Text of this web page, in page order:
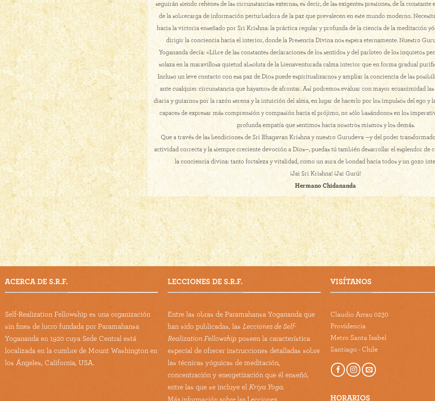
seguirán siendo rehenes de las circunstancias externas, es decir, de las exigentes presiones, de la
de la sobrecarga de información perturbadora de la paz que prevalecen en este mundo moderno.
hacia la victoria enseñado por Sri Krishna: la práctica regular y profunda de la ciencia de la meditación
dirigir la conciencia hacia el interior, donde la Presencia Divina nos espera eternamente. Nuestro
Yogananda decía: «Libre de las constantes declaraciones de los sentidos y del parloteo de los inquietos
solaza en la maravillosa quietud absoluta de la bienaventurada calma interior que en forma gradual
Incluso un leve contacto con esa paz de Dios puede espiritualizarnos y ampliar la conciencia de las
ante cualquier circunstancia que hayamos de afrontar. Así podremos evaluar con mayor ecuanimidad
diaria y guiarnos por la razón serena y la intuición del alma, en lugar de hacerlo por los impulsos del ego y
capaces de expresar más comprensión y compasión hacia el prójimo, no sólo basándonos en los
profunda empatía que sentimos hacia nosotros mismos y los demás.
Que a través de las bendiciones de Sri Bhagavan Krishna y nuestro Gurudeva —y del poder
actividad correcta y la siempre creciente devoción a Dios—, puedas tú también desarrollar el esplendor de
la conciencia divina: tanto fortaleza y vitalidad, como un aura de bondad hacia todos y un gozo
¡Jai Sri Krishna! ¡Jai Gurú!
Hermano Chidananda
ACERCA DE S.R.F.
Self-Realization Fellowship es una organización
sin fines de lucro fundada por Paramahansa
Yogananda en 1920 cuya Sede Central está
localizada en la cumbre de Mount Washington en
los Ángeles, California, USA.
LECCIONES DE S.R.F.
Entre las obras de Paramahansa Yogananda que
han sido publicadas, las Lecciones de Self-
Realization Fellowship poseen la característica
especial de ofrecer instrucciones detalladas sobre
las técnicas yóguicas de meditación,
concentración y energetización que él enseñó,
entre las que se incluye el Kriya Yoga.
Más información sobre las Lecciones
VISÍTANOS
Claudio Arrau 0230
Providencia
Metro Santa Isabel
Santiago - Chile
HORARIOS